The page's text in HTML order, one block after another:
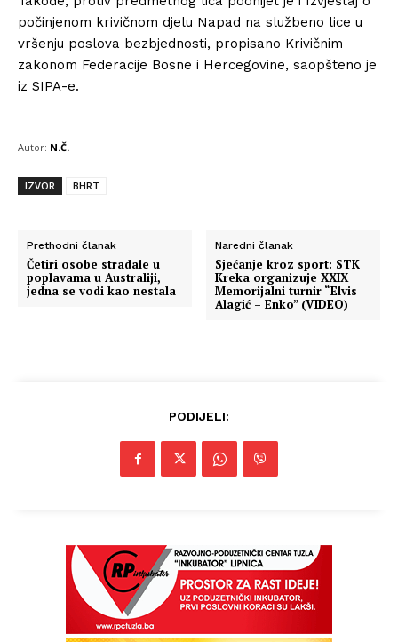
počinjenom krivičnom djelu Napad na službeno lice u
vršenju poslova bezbjednosti, propisano Krivičnim
zakonom Federacije Bosne i Hercegovine, saopšteno je
iz SIPA-e.
Autor: N.Č.
IZVOR BHRT
Prethodni članak
Četiri osobe stradale u
poplavama u Australiji,
jedna se vodi kao nestala
Naredni članak
Sjećanje kroz sport: STK
Kreka organizuje XXIX
Memorijalni turnir “Elvis
Alagić – Enko” (VIDEO)
PODIJELI: